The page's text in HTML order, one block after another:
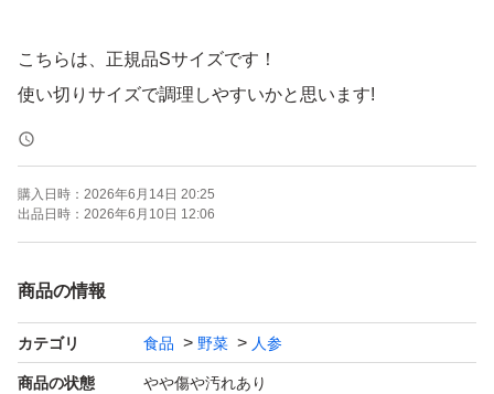
こちらは、正規品Sサイズです！
使い切りサイズで調理しやすいかと思います!
購入日時： 2026年6月14日 20:25
出品日時： 2026年6月10日 12:06
商品の情報
カテゴリ 食品 野菜 人参
商品の状態 やや傷や汚れあり